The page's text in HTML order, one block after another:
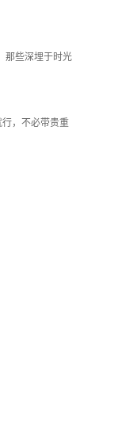
那些深埋于时光
，不必带贵重